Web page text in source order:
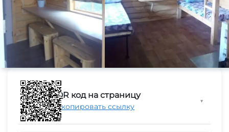
QR код на страницу
Скопировать ссылку
▼